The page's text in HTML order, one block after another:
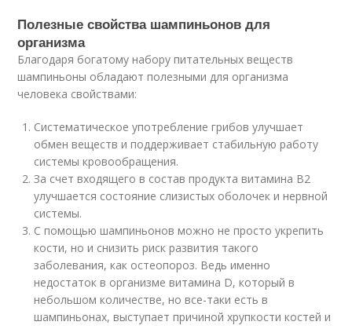
Полезные свойства шампиньонов для
организма
Благодаря богатому набору питательных веществ
шампиньоны обладают полезными для организма
человека свойствами:
Систематическое употребление грибов улучшает
обмен веществ и поддерживает стабильную работу
системы кровообращения.
За счет входящего в состав продукта витамина В2
улучшается состояние слизистых оболочек и нервной
системы.
С помощью шампиньонов можно не просто укрепить
кости, но и снизить риск развития такого
заболевания, как остеопороз. Ведь именно
недостаток в организме витамина D, который в
небольшом количестве, но все-таки есть в
шампиньонах, выступает причиной хрупкости костей и